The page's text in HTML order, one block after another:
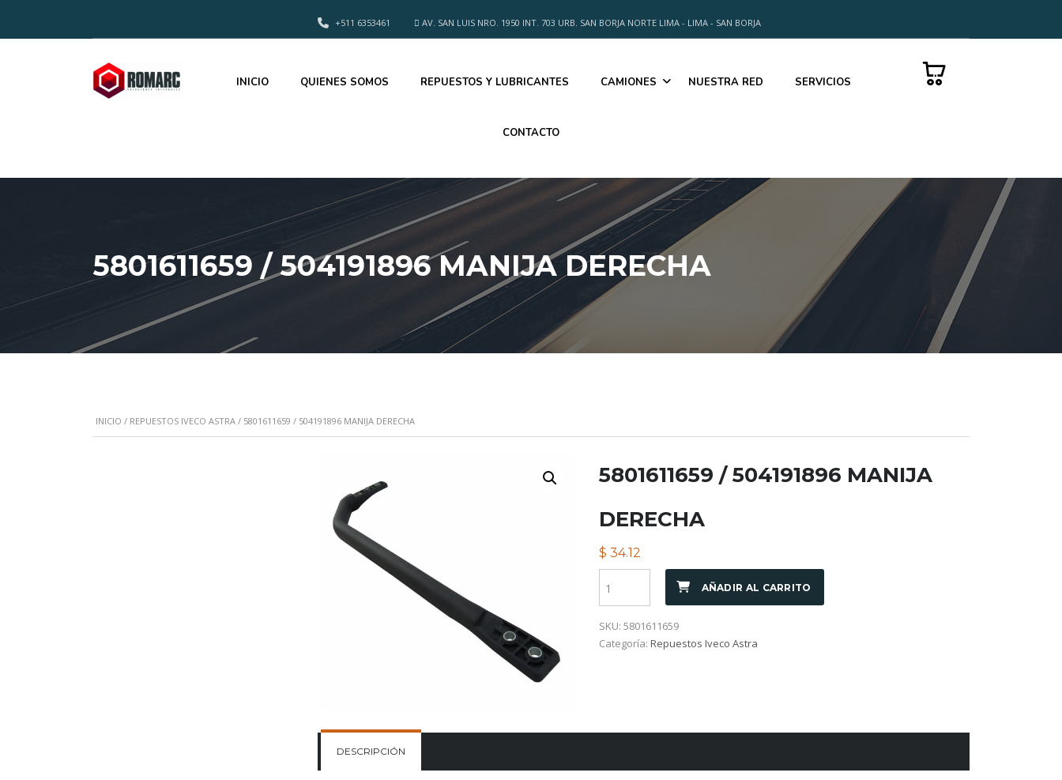
AV. SAN LUIS NRO. 1950 INT. 703 URB. SAN BORJA NORTE LIMA - LIMA - SAN BORJA
+511 6353461
0
INICIO QUIENES SOMOS REPUESTOS Y LUBRICANTES CAMIONES NUESTRA RED SERVICIOS
CONTACTO
5801611659 / 504191896 MANIJA DERECHA
INICIO / REPUESTOS IVECO ASTRA / 5801611659 / 504191896 MANIJA DERECHA
5801611659 / 504191896 MANIJA
DERECHA
$ 34.12
AÑADIR AL CARRITO
SKU:5801611659
Categoría:Repuestos Iveco Astra
DESCRIPCIÓN